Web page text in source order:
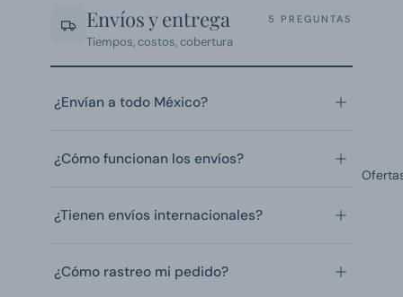
Envíos y entrega
Tiempos, costos, cobertura
5 PREGUNTAS
¿Envían a todo México?
¿Cómo funcionan los envíos?
¿Tienen envíos internacionales?
¿Cómo rastreo mi pedido?